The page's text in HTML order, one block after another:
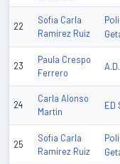
22
Sofia Carla
Ramirez Ruiz
23
Paula Crespo
Ferrero
24
Carla Alonso
Martin
ED
25
Sofia Carla
Ramirez Ruiz